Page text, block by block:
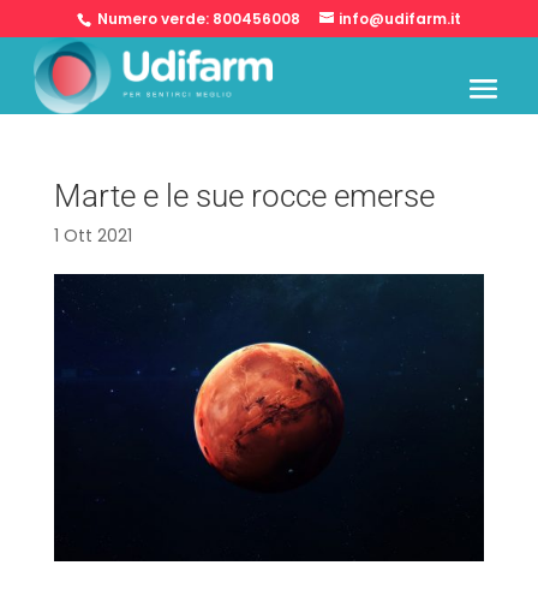
Numero verde: 800456008 info@udifarm.it
Marte e le sue rocce emerse
1 Ott 2021